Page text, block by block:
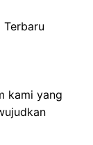
Terbaru
kami yang